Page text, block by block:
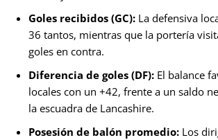
Goles recibidos (GC): La defensiva
36 tantos, mientras que la portería
goles en contra.
Diferencia de goles (DF): El balance
locales con un +42, frente a un saldo
la escuadra de Lancashire.
Posesión de balón promedio: Los